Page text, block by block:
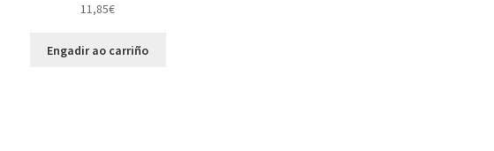
11,85€
Engadir ao carriño